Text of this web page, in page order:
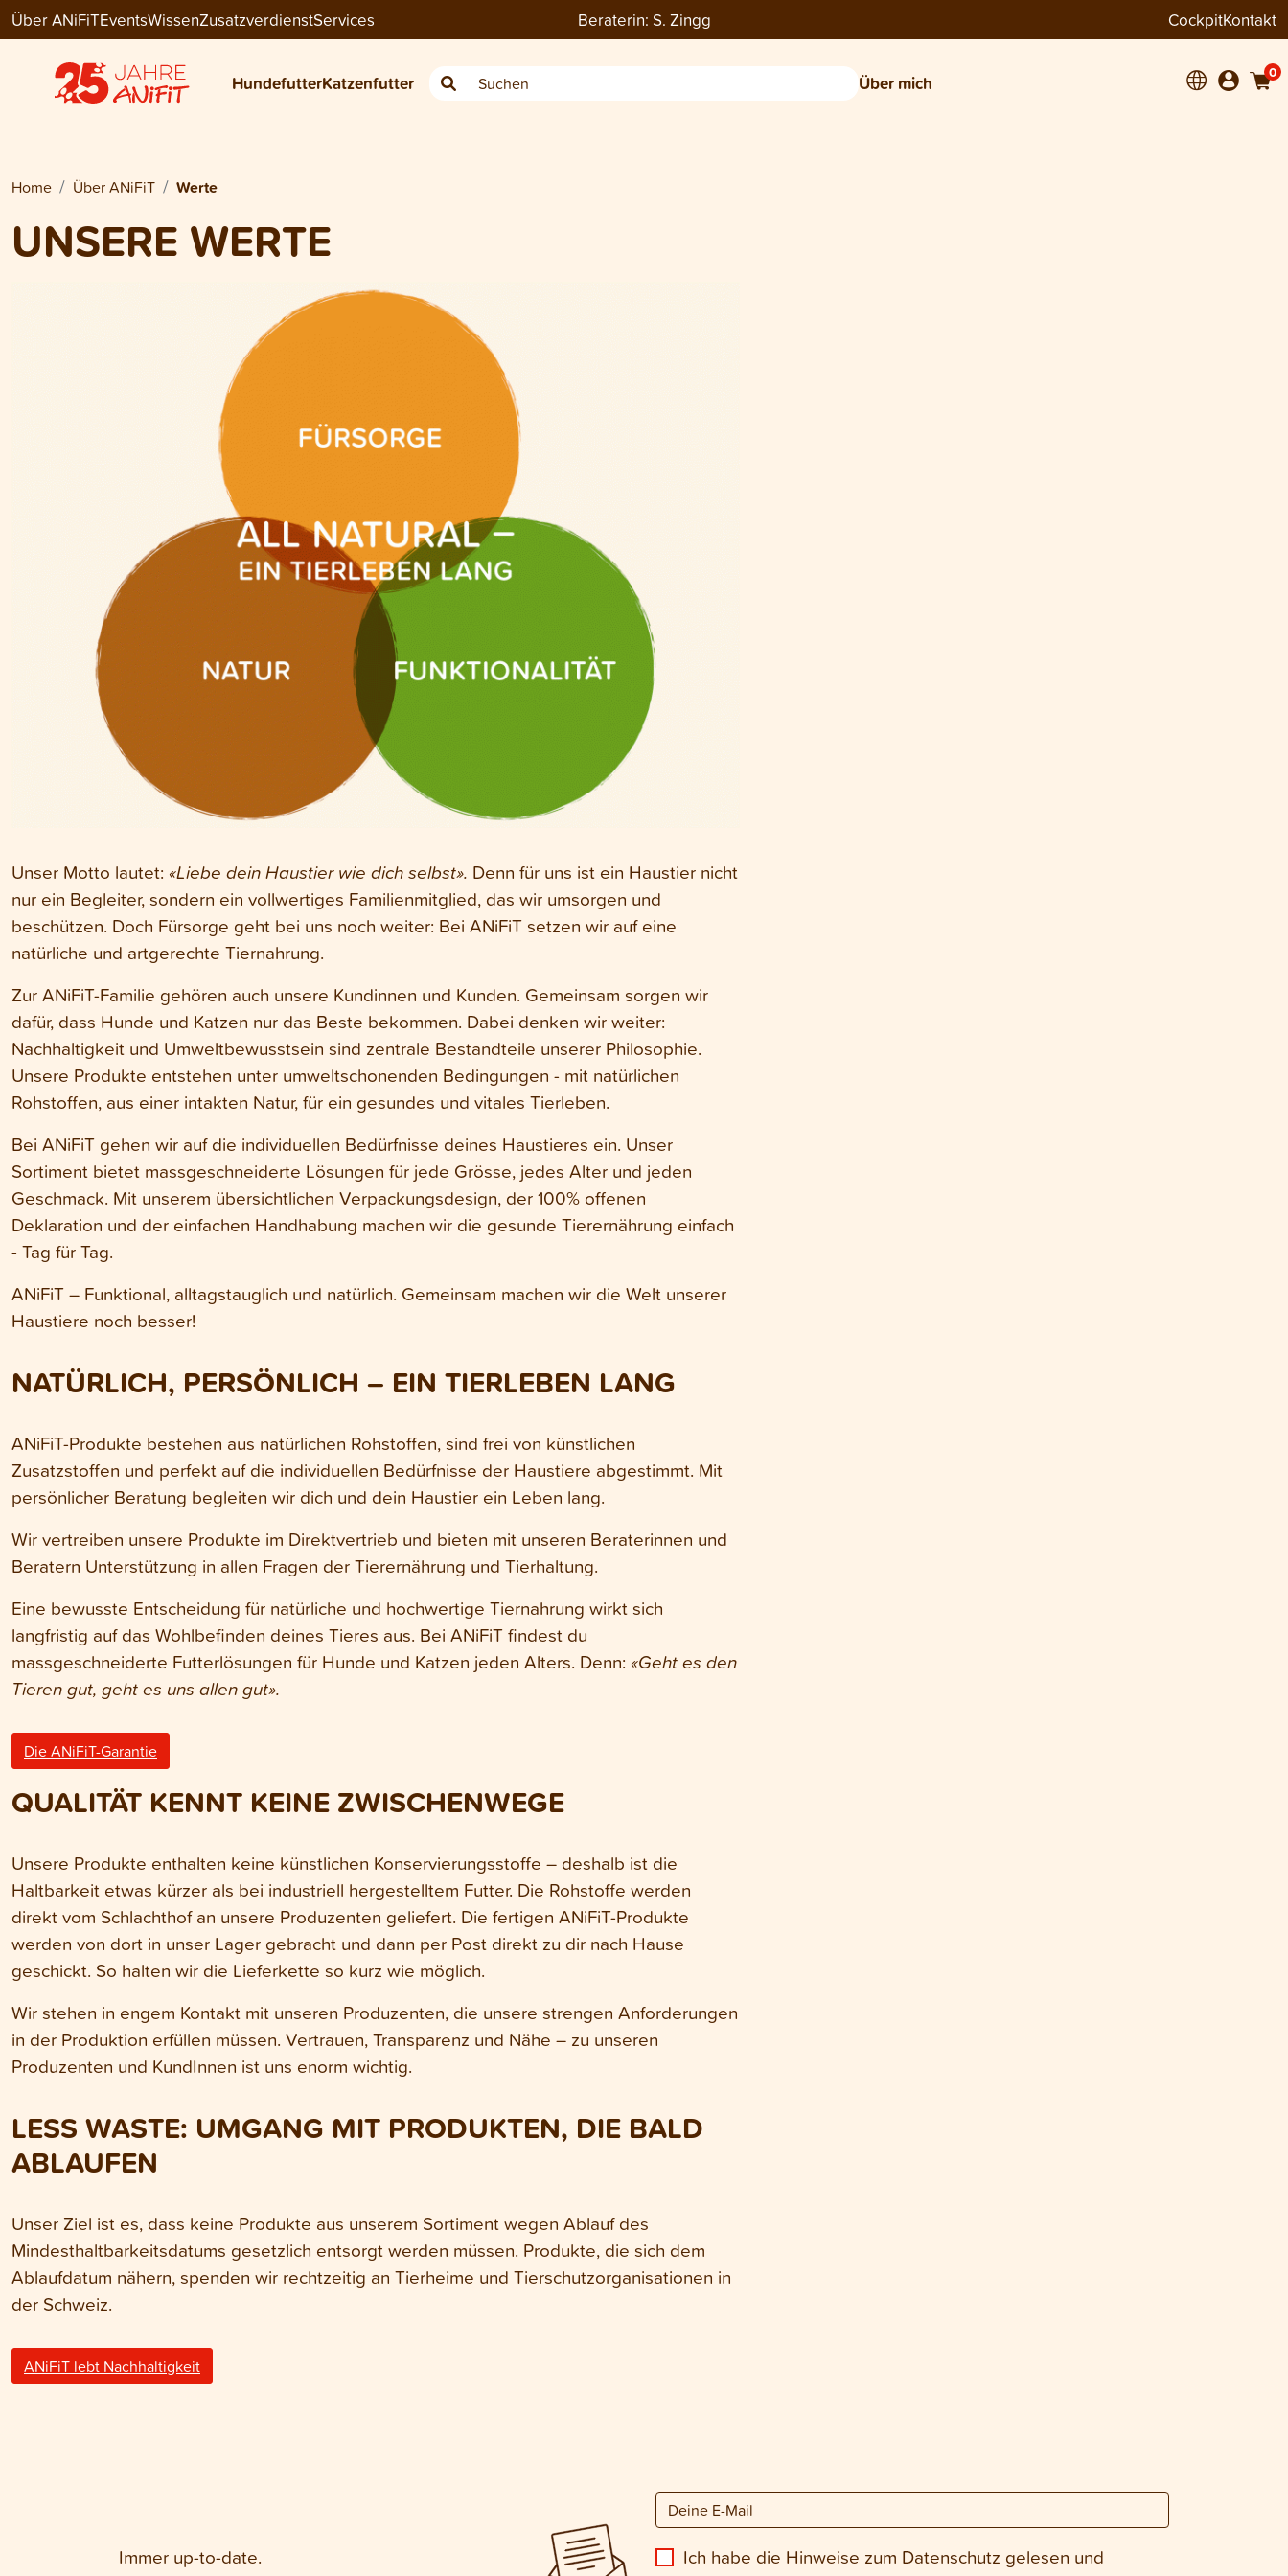
Über ANiFiTEventsWissenZusatzverdienstServices Beraterin: S. Zingg CockpitKontakt
HundefutterKatzenfutter Über mich 0
Home Über ANiFiT Werte
UNSERE WERTE
Unser Motto lautet: «Liebe dein Haustier wie dich selbst». Denn für uns ist ein Haustier nicht
nur ein Begleiter, sondern ein vollwertiges Familienmitglied, das wir umsorgen und
beschützen. Doch Fürsorge geht bei uns noch weiter: Bei ANiFiT setzen wir auf eine
natürliche und artgerechte Tiernahrung.
Zur ANiFiT-Familie gehören auch unsere Kundinnen und Kunden. Gemeinsam sorgen wir
dafür, dass Hunde und Katzen nur das Beste bekommen. Dabei denken wir weiter:
Nachhaltigkeit und Umweltbewusstsein sind zentrale Bestandteile unserer Philosophie.
Unsere Produkte entstehen unter umweltschonenden Bedingungen - mit natürlichen
Rohstoffen, aus einer intakten Natur, für ein gesundes und vitales Tierleben.
Bei ANiFiT gehen wir auf die individuellen Bedürfnisse deines Haustieres ein. Unser
Sortiment bietet massgeschneiderte Lösungen für jede Grösse, jedes Alter und jeden
Geschmack. Mit unserem übersichtlichen Verpackungsdesign, der 100% offenen
Deklaration und der einfachen Handhabung machen wir die gesunde Tierernährung einfach
- Tag für Tag.
ANiFiT – Funktional, alltagstauglich und natürlich. Gemeinsam machen wir die Welt unserer
Haustiere noch besser!
NATÜRLICH, PERSÖNLICH – EIN TIERLEBEN LANG
ANiFiT-Produkte bestehen aus natürlichen Rohstoffen, sind frei von künstlichen
Zusatzstoffen und perfekt auf die individuellen Bedürfnisse der Haustiere abgestimmt. Mit
persönlicher Beratung begleiten wir dich und dein Haustier ein Leben lang.
Wir vertreiben unsere Produkte im Direktvertrieb und bieten mit unseren Beraterinnen und
Beratern Unterstützung in allen Fragen der Tierernährung und Tierhaltung.
Eine bewusste Entscheidung für natürliche und hochwertige Tiernahrung wirkt sich
langfristig auf das Wohlbefinden deines Tieres aus. Bei ANiFiT findest du
massgeschneiderte Futterlösungen für Hunde und Katzen jeden Alters. Denn: «Geht es den
Tieren gut, geht es uns allen gut».
Die ANiFiT-Garantie
QUALITÄT KENNT KEINE ZWISCHENWEGE
Unsere Produkte enthalten keine künstlichen Konservierungsstoffe – deshalb ist die
Haltbarkeit etwas kürzer als bei industriell hergestelltem Futter. Die Rohstoffe werden
direkt vom Schlachthof an unsere Produzenten geliefert. Die fertigen ANiFiT-Produkte
werden von dort in unser Lager gebracht und dann per Post direkt zu dir nach Hause
geschickt. So halten wir die Lieferkette so kurz wie möglich.
Wir stehen in engem Kontakt mit unseren Produzenten, die unsere strengen Anforderungen
in der Produktion erfüllen müssen. Vertrauen, Transparenz und Nähe – zu unseren
Produzenten und KundInnen ist uns enorm wichtig.
LESS WASTE: UMGANG MIT PRODUKTEN, DIE BALD
ABLAUFEN
Unser Ziel ist es, dass keine Produkte aus unserem Sortiment wegen Ablauf des
Mindesthaltbarkeitsdatums gesetzlich entsorgt werden müssen. Produkte, die sich dem
Ablaufdatum nähern, spenden wir rechtzeitig an Tierheime und Tierschutzorganisationen in
der Schweiz.
ANiFiT lebt Nachhaltigkeit
Immer up-to-date. Ich habe die Hinweise zum Datenschutz gelesen und